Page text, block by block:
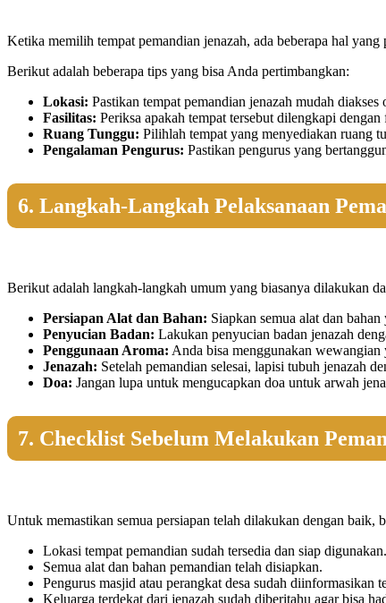
Ketika memilih tempat pemandian jenazah, ada beberapa hal
Berikut adalah beberapa tips yang bisa Anda pertimbangkan:
Lokasi: Pastikan tempat pemandian jenazah mudah
Fasilitas: Periksa apakah tempat tersebut dilengkapi
Ruang Tunggu: Pilihlah tempat yang menyediakan ruang
Pengalaman Pengurus: Pastikan pengurus yang
6. Langkah-Langkah Pelaksanaan
Berikut adalah langkah-langkah umum yang biasanya dilakukan
Persiapan Alat dan Bahan: Siapkan semua alat dan
Penyucian Badan: Lakukan penyucian badan jenazah
Penggunaan Aroma: Anda bisa menggunakan wewangian
Jenazah: Setelah pemandian selesai, lapisi tubuh jenazah
Doa: Jangan lupa untuk mengucapkan doa untuk arwah
7. Checklist Sebelum Melakukan
Untuk memastikan semua persiapan telah dilakukan dengan baik,
Lokasi tempat pemandian sudah tersedia dan siap digunakan.
Semua alat dan bahan pemandian telah disiapkan.
Pengurus masjid atau perangkat desa sudah diinformasikan
Keluarga terdekat dari jenazah sudah diberitahu agar bisa